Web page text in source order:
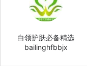
白领护肤必备精选
bailinghfbbjx